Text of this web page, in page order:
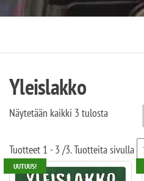
Yleislakko
Näytetään kaikki 3 tulosta
Tuotteet 1 - 3 /3. Tuotteita sivulla
UUTUUS!